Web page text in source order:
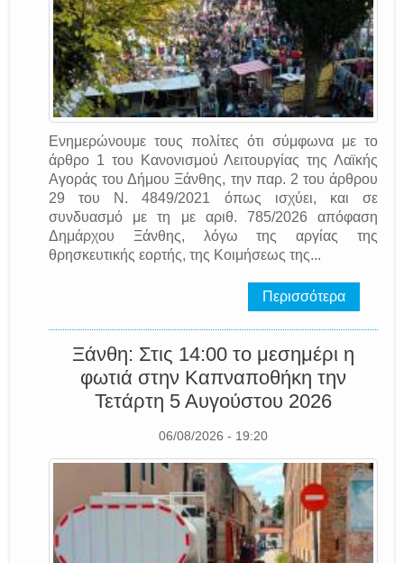
Ενημερώνουμε τους πολίτες ότι σύμφωνα με το
άρθρο 1 του Κανονισμού Λειτουργίας της Λαϊκής
Αγοράς του Δήμου Ξάνθης, την παρ. 2 του άρθρου
29 του Ν. 4849/2021 όπως ισχύει, και σε
συνδυασμό με τη με αριθ. 785/2026 απόφαση
Δημάρχου Ξάνθης, λόγω της αργίας της
θρησκευτικής εορτής, της Κοιμήσεως της...
Περισσότερα
Ξάνθη: Στις 14:00 το μεσημέρι η
φωτιά στην Καπναποθήκη την
Τετάρτη 5 Αυγούστου 2026
06/08/2026 - 19:20